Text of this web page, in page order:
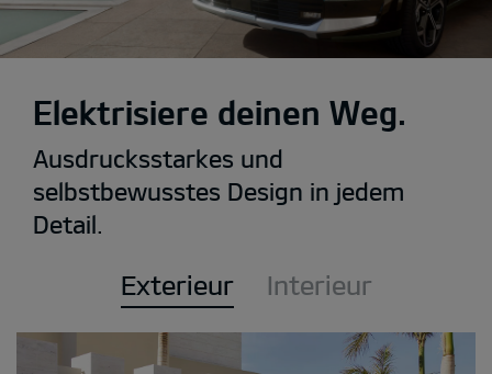
Elektrisiere deinen Weg.
Ausdrucksstarkes und
selbstbewusstes Design in jedem
Detail.
Exterieur Interieur